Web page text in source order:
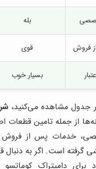
بله
فروش قوی
بسیار خوب
جدول مشاهده می‌کنید،
از جمله تامین قطعات
خدمات پس از فروش و
گرفته است. اگر به
برای دامپتراک